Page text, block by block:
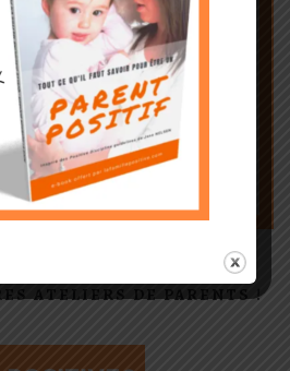
ATELIERS DE PARENTS !